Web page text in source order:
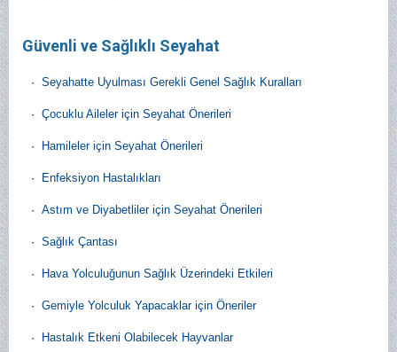
Güvenli ve Sağlıklı Seyahat
· Seyahatte Uyulması Gerekli Genel Sağlık Kuralları
· Çocuklu Aileler için Seyahat Önerileri
· Hamileler için Seyahat Önerileri
· Enfeksiyon Hastalıkları
· Astım ve Diyabetliler için Seyahat Önerileri
· Sağlık Çantası
· Hava Yolculuğunun Sağlık Üzerindeki Etkileri
· Gemiyle Yolculuk Yapacaklar için Öneriler
· Hastalık Etkeni Olabilecek Hayvanlar